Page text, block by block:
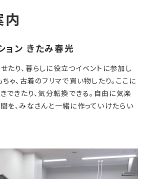
たり、暮らしに役立つイベントに参加し
ゃ、古着のフリマで買い物したり。ここに
できたり、気分転換できる。自由に気楽
を、みなさんと一緒に作っていけたらい